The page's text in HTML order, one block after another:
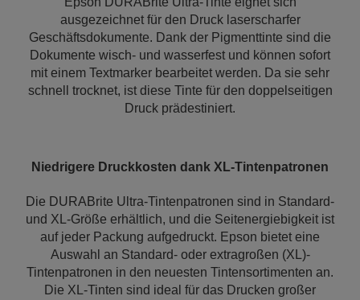
ausgezeichnet für den Druck laserscharfer
Geschäftsdokumente. Dank der Pigmenttinte sind die
Dokumente wisch- und wasserfest und können sofort
mit einem Textmarker bearbeitet werden. Da sie sehr
schnell trocknet, ist diese Tinte für den doppelseitigen
Druck prädestiniert.
Niedrigere Druckkosten dank XL-Tintenpatronen
Die DURABrite Ultra-Tintenpatronen sind in Standard-
und XL-Größe erhältlich, und die Seitenergiebigkeit ist
auf jeder Packung aufgedruckt. Epson bietet eine
Auswahl an Standard- oder extragroßen (XL)-
Tintenpatronen in den neuesten Tintensortimenten an.
Die XL-Tinten sind ideal für das Drucken großer